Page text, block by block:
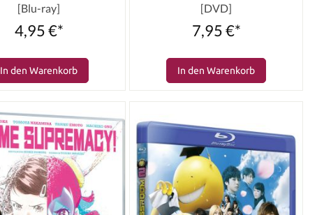
[Blu-ray]
4,95 €*
In den Warenkorb
[DVD]
7,95 €*
In den Warenkorb